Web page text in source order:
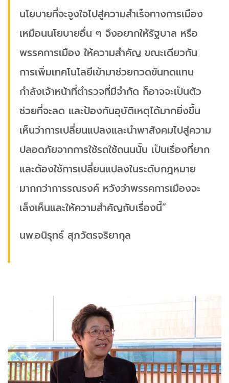
นโยบายที่จะจูงใจไปสู่ความสำเร็จทางการเมือง
เหมือนนโยบายอื่น ๆ จึงอยากให้รัฐบาล หรือ
พรรคการเมือง ให้ความสำคัญ ขณะเดียวกัน
การเพิ่มเทคโนโลยีเข้ามาช่วยกวดขันทดแทน
กำลังเจ้าหน้าที่ตำรวจที่มีจำกัด ก็อาจจะเป็นตัว
ช่วยที่จะลด และป้องกันอุบัติเหตุได้มากยิ่งขึ้น
เห็นว่าการเปลี่ยนแปลงและนำพาสังคมไปสู่ความ
ปลอดภัยจากการใช้รถใช้ถนนนั้น เป็นเรื่องที่ยาก
และต้องใช้การเปลี่ยนแปลงในระดับกฎหมาย
มากกว่าการรณรงค์ หวังว่าพรรคการเมืองจะ
เล็งเห็นและให้ความสำคัญกับเรื่องนี้”
นพ.อนิรุทธ์ สุภวัตรจริยากุล